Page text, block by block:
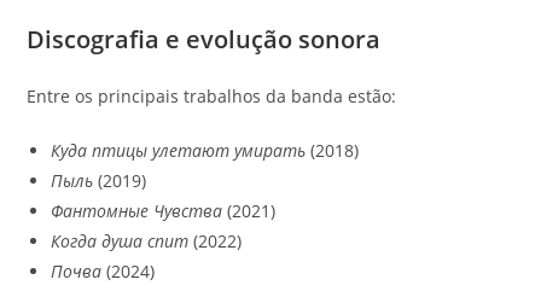
Discografia e evolução sonora
Entre os principais trabalhos da banda estão:
Куда птицы улетают умирать (2018)
Пыль (2019)
Фантомные Чувства (2021)
Когда душа спит (2022)
Почва (2024)